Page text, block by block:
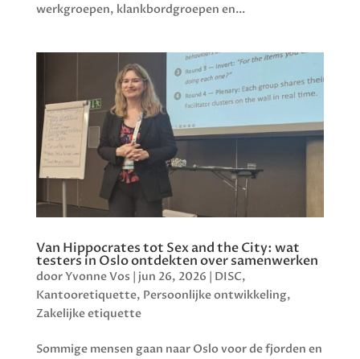
werkgroepen, klankbordgroepen en...
Van Hippocrates tot Sex and the City: wat
testers in Oslo ontdekten over samenwerken
doorYvonne Vos jun 26, 2026 DISC,
Kantooretiquette, Persoonlijke ontwikkeling,
Zakelijke etiquette
Sommige mensen gaan naar Oslo voor de fjorden en